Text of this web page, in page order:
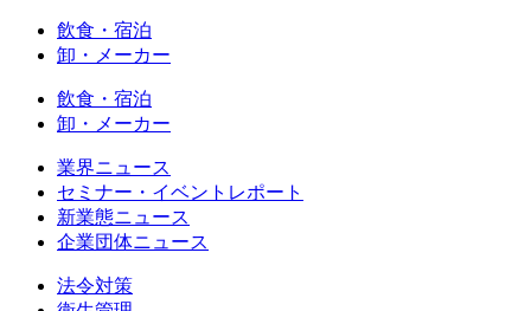
飲食・宿泊
卸・メーカー
飲食・宿泊
卸・メーカー
業界ニュース
セミナー・イベントレポート
新業態ニュース
企業団体ニュース
法令対策